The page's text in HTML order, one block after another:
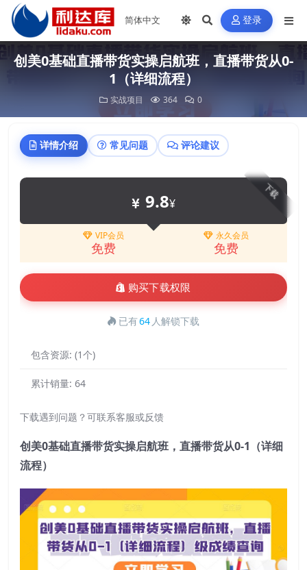
登录
创美0基础直播带货实操启航班，直播带货从0-
1（详细流程）
实战项目 364 0
详情介绍 常见问题 评论建议
下载
9.8¥
VIP会员
免费
永久会员
免费
购买下载权限
已有64 人解锁下载
包含资源: (1个)
累计销量: 64
下载遇到问题？可联系客服或反馈
创美0基础直播带货实操启航班，直播带货从0-1（详细
流程）